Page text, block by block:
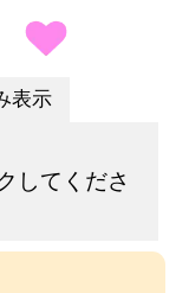
表示
してくださ